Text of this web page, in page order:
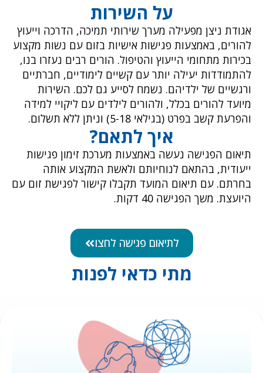
על השירות
ניצן מפעילה מערך שירותי תמיכה, הדרכה וייעוץ
באמצעות פגישות אישיות בזום עם נשות מקצוע
מתחומי הייעוץ והטיפול. הורים רבים נעזרו בנו,
יעילה יותר עם קשיים לימודיים, חברתיים
של ילדיהם. נשמח לסייע גם לכם. השירות
להורים בכלל, ולהורים לילדים עם ליקויי למידה
קשב בפרט (בגילאי 5-18) וניתן ללא תשלום.
איך לתאם?
הפגישה נעשה באמצעות מערכת זימון פגישות
בהתאם לנוחיותם ולאשת המקצוע אותה
עם תיאום המועד תקבלו קישור לפגישת זום עם
משך הפגישה 40 דקות.
לתיאום פגישה לחצו
מתי כדאי לפנות